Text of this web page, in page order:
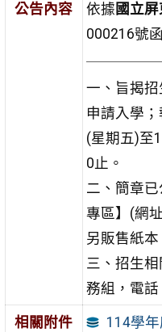
公告內容
依據 國立
000216號
一、旨揭
申請入學
(星期五)至
0止。
二、簡章
專區】(網址
另販售紙本
三、招生
務組，電話
相關附件 114學